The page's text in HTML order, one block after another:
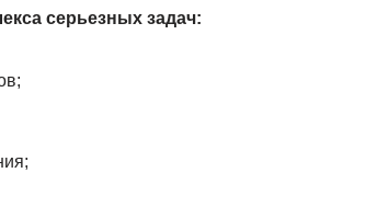
серьезных задач: